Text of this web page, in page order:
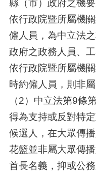
縣（市）政府之機
依行政院暨所屬機
僱人員，為中立法
政府之政務人員、
依行政院暨所屬機
時約僱人員，則非
（2）中立法第9條
得為支持或反對特
候選人，在大眾傳
花籃並非屬大眾傳
首長名義，抑或公